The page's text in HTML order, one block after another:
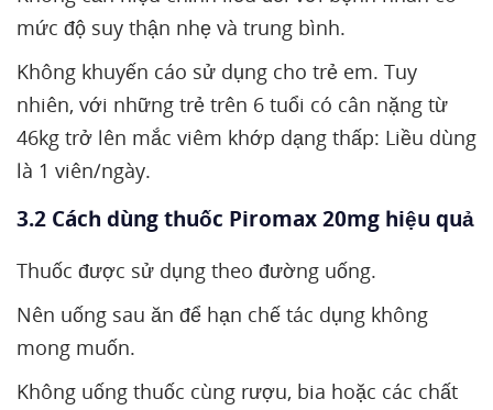
mức độ suy thận nhẹ và trung bình.
Không khuyến cáo sử dụng cho trẻ em. Tuy
nhiên, với những trẻ trên 6 tuổi có cân nặng từ
46kg trở lên mắc viêm khớp dạng thấp: Liều dùng
là 1 viên/ngày.
3.2 Cách dùng thuốc Piromax 20mg hiệu quả
Thuốc được sử dụng theo đường uống.
Nên uống sau ăn để hạn chế tác dụng không
mong muốn.
Không uống thuốc cùng rượu, bia hoặc các chất